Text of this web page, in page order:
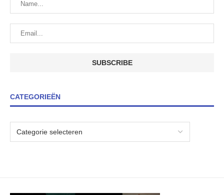
CATEGORIEËN